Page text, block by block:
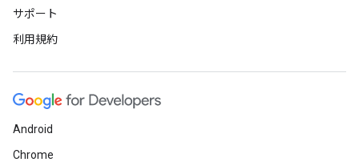
サポート
利用規約
Android
Chrome